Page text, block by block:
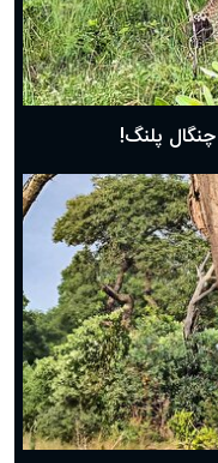
پلنگ!